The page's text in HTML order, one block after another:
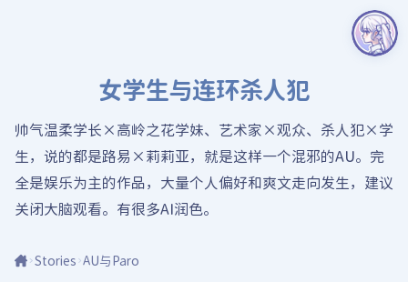
女学生与连环杀人犯
帅气温柔学长×高岭之花学妹、艺术家×观众、杀人犯×学
生，说的都是路易×莉莉亚，就是这样一个混邪的AU。完
全是娱乐为主的作品，大量个人偏好和爽文走向发生，建议
关闭大脑观看。有很多AI润色。
Stories AU与Paro